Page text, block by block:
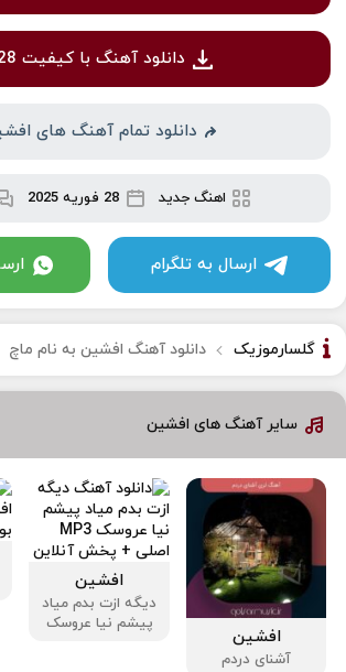
دانلود آهنگ با کیفیت 128
دانلود تمام آهنگ های
اهنگ جدید 28 فوریه 2025
ارسال به تلگرام
گلسارموزیک دانلود آهنگ افشین به نام ماچ
سایر آهنگ های افشین
افشین
آشنای دردم
افشین
دیگه ازت بدم میاد
پیشم نیا عروسک